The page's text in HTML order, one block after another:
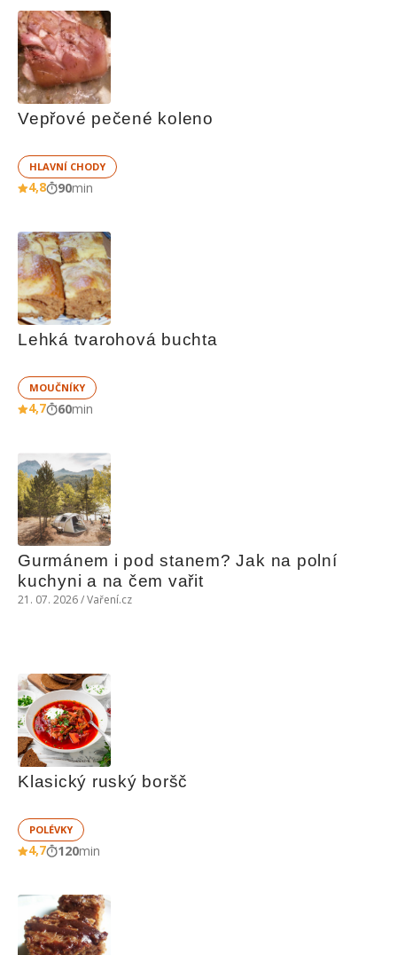
Vepřové pečené koleno
HLAVNÍ CHODY
4,8 90min
Lehká tvarohová buchta
MOUČNÍKY
4,7 60min
Gurmánem i pod stanem? Jak na polní
kuchyni a na čem vařit
21. 07. 2026 / Vaření.cz
Klasický ruský boršč
POLÉVKY
4,7 120min